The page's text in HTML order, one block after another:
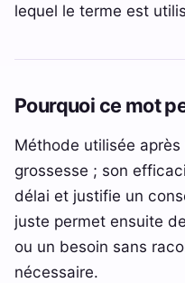
lequel le terme est
Pourquoi ce mot
Méthode utilisée
grossesse ; son
délai et justifie un
juste permet ensuite
ou un besoin sans
nécessaire.